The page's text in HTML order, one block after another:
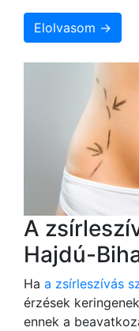
Elolvasom →
A
Hajdú-
Ha a zsírleszívás
érzések
ennek a